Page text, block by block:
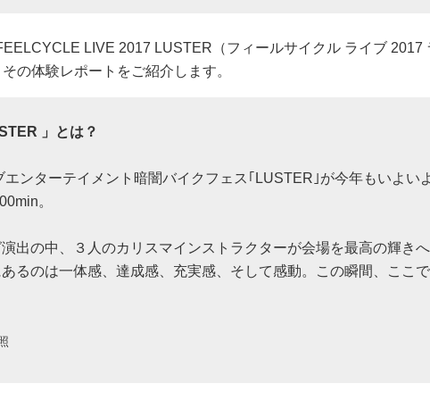
LIVE 2017 LUSTER（フィールサイクル ライブ 2017
の体験レポートをご紹介します。
」とは？
ンターテイメント暗闇バイクフェス｢LUSTER｣が今年もいよい
。
出の中、３人のカリスマインストラクターが会場を最高の輝きへ
るのは一体感、達成感、充実感、そして感動。この瞬間、ここ